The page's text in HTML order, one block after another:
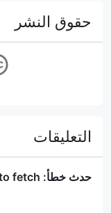
حقوق النشر
التعليقات